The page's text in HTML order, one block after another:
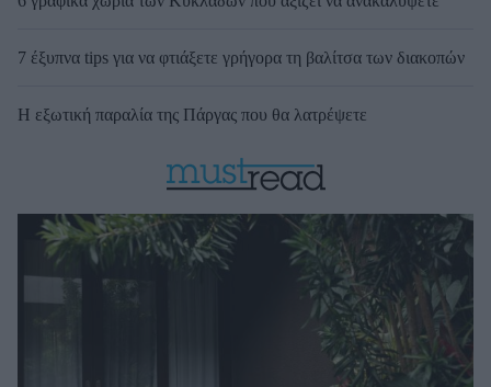
7 έξυπνα tips για να φτιάξετε γρήγορα τη βαλίτσα των διακοπών
Η εξωτική παραλία της Πάργας που θα λατρέψετε